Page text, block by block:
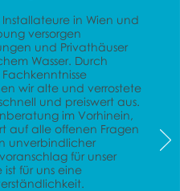
Installateure in Wien und
versorgen
und Privathäuser
Wasser. Durch
Fachkenntnisse
wir alte und verrostete
und preiswert aus.
im Vorhinein,
auf alle offenen Fragen
unverbindlicher
für unser
ist für uns eine